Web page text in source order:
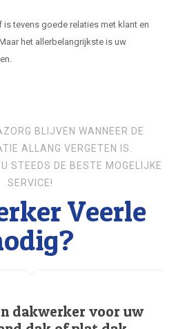
is tevens goede relaties met klant en
het allerbelangrijkste is uw
BLIJVEN WANNEER DE
ALLANG VERGETEN IS.
STEEDS DE BESTE MOGELIJKE
SERVICE!
Veerle
dakwerker voor uw